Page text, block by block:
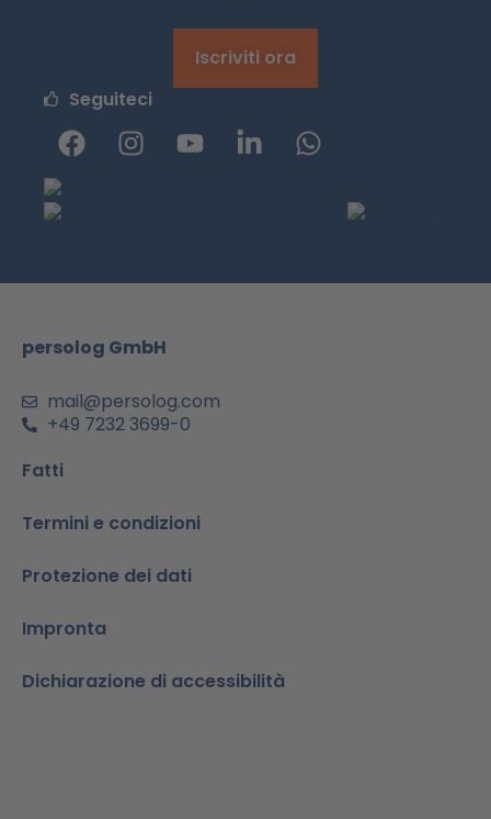
Iscriviti ora
Seguiteci
F
a
o
I
n
r
m
Y
o
e
L
i
i
W
h
p
persolog GmbH
mail@persolog.com
+49 7232 3699-0
Fatti
Termini e condizioni
Protezione dei dati
Impronta
Dichiarazione di accessibilità